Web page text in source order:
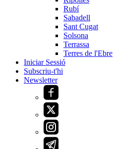
Rubí
Sabadell
Sant Cugat
Solsona
Terrassa
Terres de l'Ebre
Iniciar Sessió
Subscriu-t'hi
Newsletter